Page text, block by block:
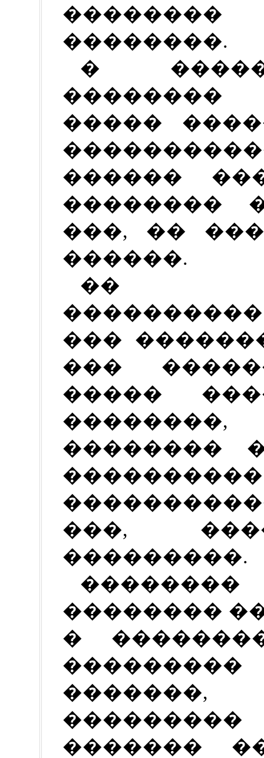
��������
��������.
�
�����
������
��������
���, ��
������.
��
���
���
�����
��������
���,
���������.
��������
�
�������,
�������